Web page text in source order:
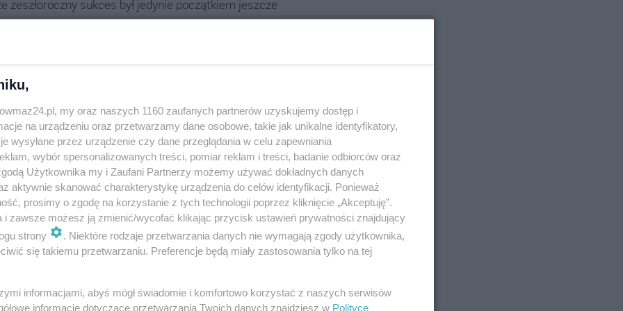
sukces był jedynie początkiem jeszcze
o medale, ale także prestiż i możliwość
wraz z resztą polskiej kadry, wchodzi w ostatni
fizyczną, by w Rumunii zaprezentować maksimum
zespołu. Choć Adrian Duszak, najbardziej
pierwszy nie wystąpi w singlu, jego doświadczenie
jest jedną z filarów reprezentacji w kategorii
polskich szans na medale.
zeszłoroczny wynik i przywieźć kolejne
ale również okazja do dalszego rozwoju kariery i
my oraz naszych 1160 zaufanych partnerów uzyskujemy dostęp i
na urządzeniu oraz przetwarzamy dane osobowe, takie jak unikalne identyfikatory,
wysyłane przez urządzenie czy dane przeglądania w celu zapewniania
wybór spersonalizowanych treści, pomiar reklam i treści, badanie odbiorców oraz
Użytkownika my i Zaufani Partnerzy możemy używać dokładnych danych
aktywnie skanować charakterystykę urządzenia do celów identyfikacji. Ponieważ
prosimy o zgodę na korzystanie z tych technologii poprzez kliknięcie „Akceptuję”.
i zawsze możesz ją zmienić/wycofać klikając przycisk ustawień prywatności znajdujący
strony
. Niektóre rodzaje przetwarzania danych nie wymagają zgody użytkownika,
się takiemu przetwarzaniu. Preferencje będą miały zastosowania tylko na tej
informacjami, abyś mógł świadomie i komfortowo korzystać z naszych serwisów
informacje dotyczące przetwarzania Twoich danych znajdziesz w Polityce